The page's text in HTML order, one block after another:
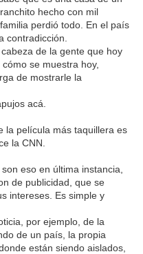
hecho con mil
perdió todo. En el país
contradicción.
de la gente que hoy
se muestra hoy,
de mostrarle la
acá.
la película más taquillera es
la CNN.
eso en última instancia,
de publicidad, que se
intereses. Es simple y
por ejemplo, de la
de un país, la propia
están siendo aislados,